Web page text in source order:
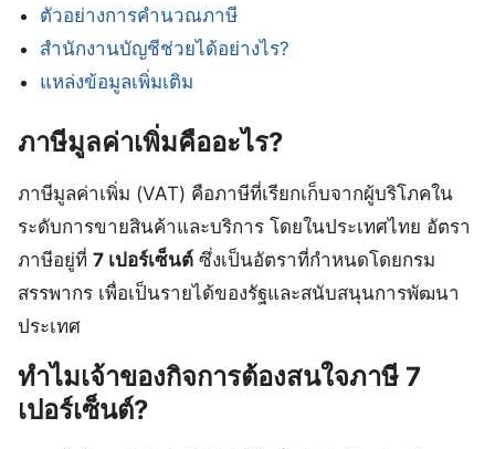
ตัวอย่างการคำนวณภาษี
สำนักงานบัญชีช่วยได้อย่างไร?
แหล่งข้อมูลเพิ่มเติม
ภาษีมูลค่าเพิ่มคืออะไร?
ภาษีมูลค่าเพิ่ม (VAT) คือภาษีที่เรียกเก็บจากผู้บริโภคใน
ระดับการขายสินค้าและบริการ โดยในประเทศไทย อัตรา
ภาษีอยู่ที่ 7 เปอร์เซ็นต์ ซึ่งเป็นอัตราที่กำหนดโดยกรม
สรรพากร เพื่อเป็นรายได้ของรัฐและสนับสนุนการพัฒนา
ประเทศ
ทำไมเจ้าของกิจการต้องสนใจภาษี 7
เปอร์เซ็นต์?